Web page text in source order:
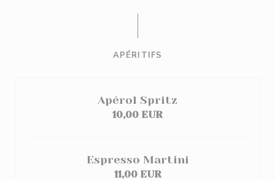
APÉRITIFS
Apérol Spritz
10,00 EUR
Espresso Martini
11,00 EUR